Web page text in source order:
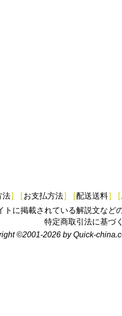
法] [お支払方法] [配送送料] [
トに掲載されている解説文など
特定商取引法に基づ
©2001-2026 by Quick-